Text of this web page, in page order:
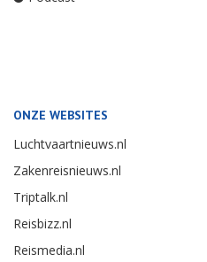
ONZE WEBSITES
Luchtvaartnieuws.nl
Zakenreisnieuws.nl
Triptalk.nl
Reisbizz.nl
Reismedia.nl